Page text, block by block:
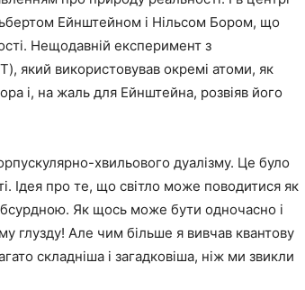
Ейнштейном і Нільсом Бором, що
Нещодавній експеримент з
який використовував окремі атоми, як
і, на жаль для Ейнштейна, розвіяв його
хвильового дуалізму. Це було
Ідея про те, що світло може поводитися як
Як щось може бути одночасно і
глузду! Але чим більше я вивчав квантову
складніша і загадковіша, ніж ми звикли